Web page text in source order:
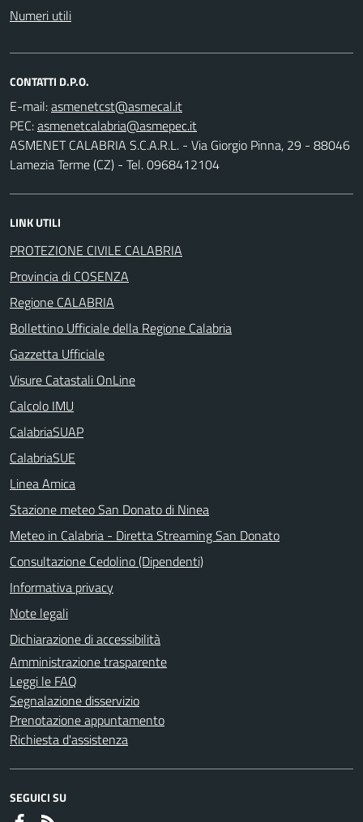
Numeri utili
CONTATTI D.P.O.
E-mail:
PEC:
ASMENET CALABRIA S.C.A.R.L. - Via Giorgio Pinna, 29 - 88046
Lamezia Terme (CZ) - Tel. 0968412104
LINK UTILI
PROTEZIONE CIVILE CALABRIA
Provincia di COSENZA
Regione CALABRIA
Bollettino Ufficiale della Regione Calabria
Gazzetta Ufficiale
Visure Catastali OnLine
Calcolo IMU
CalabriaSUAP
CalabriaSUE
Linea Amica
Stazione meteo San Donato di Ninea
Meteo in Calabria - Diretta Streaming San Donato
Consultazione Cedolino (Dipendenti)
Informativa privacy
Note legali
Dichiarazione di accessibilità
Amministrazione trasparente
Leggi le FAQ
Segnalazione disservizio
Prenotazione appuntamento
Richiesta d'assistenza
SEGUICI SU